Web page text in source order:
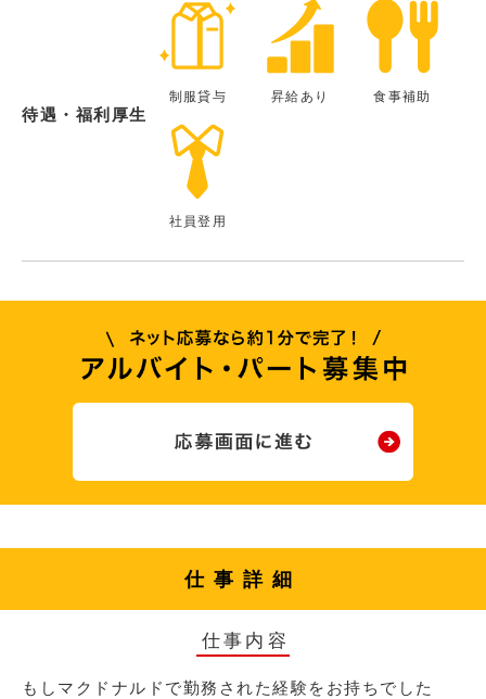
待遇・福利厚生
制服貸与 昇給あり 食事補助
社員登用
仕事詳細
仕事内容
もしマクドナルドで勤務された経験をお持ちでした